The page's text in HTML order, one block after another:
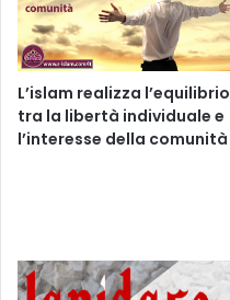
L’islam realizza l’equilibrio
tra la libertà individuale e
l’interesse della comunità